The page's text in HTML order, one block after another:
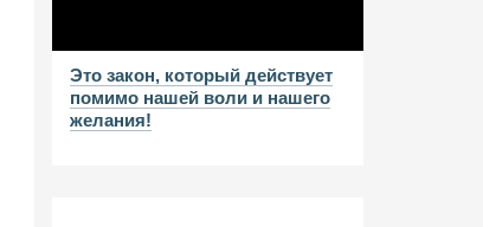
Это закон, который действует
помимо нашей воли и нашего
желания!